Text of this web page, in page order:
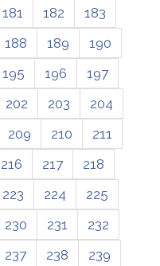
181 182
183
188 189
190
195 196
197
202 203
204
209 210
211
216 217
218
223 224
225
230 231
232
237 238
239